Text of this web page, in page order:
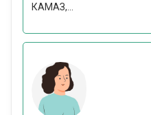
КАМАЗ,...